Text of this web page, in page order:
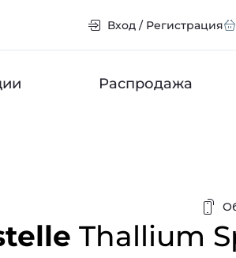
Вход / Регистрация
Распродажа
Thallium